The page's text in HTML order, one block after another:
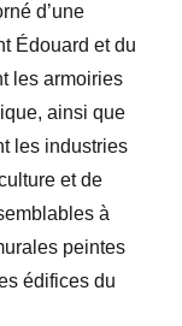
d’une
Édouard et du
les armoiries
ainsi que
les industries
et de
à
peintes
édifices du